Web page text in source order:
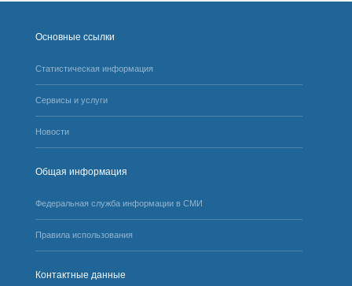
Основные ссылки
Статистическая информация
Сервисы и услуги
Новости
Общая информация
Федеральная служба информации в СМИ
Правила использования
Контактные данные